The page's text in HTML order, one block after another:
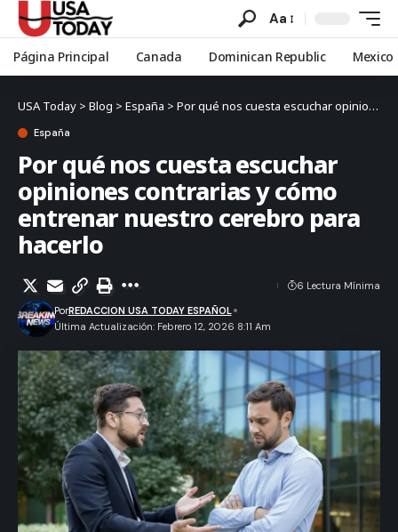
Aa
Página Principal Canada Dominican Republic Mexico
USA Today > Blog > España > Por qué nos cuesta escuchar opiniones contrarias y cómo entrenar nuestro cerebro para hacerlo
España
Por qué nos cuesta escuchar
opiniones contrarias y cómo
entrenar nuestro cerebro para
hacerlo
Última Actualización: Febrero 12, 2026 8:11 Am
PorREDACCION USA TODAY ESPAÑOL
6 Lectura Mínima